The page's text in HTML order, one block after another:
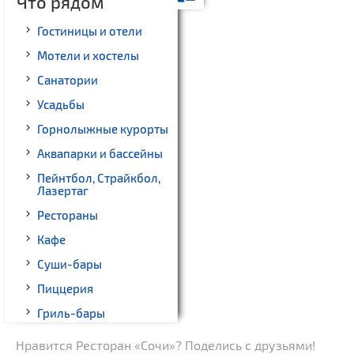
Гостиницы и отели
Мотели и хостелы
Санатории
Усадьбы
Горнолыжные курорты
Аквапарки и бассейны
Пейнтбол, Страйкбол,
Лазертаг
Рестораны
Кафе
Суши-бары
Пиццерия
Гриль-бары
Нравится Ресторан «Сочи»? Поделись с друзьями!